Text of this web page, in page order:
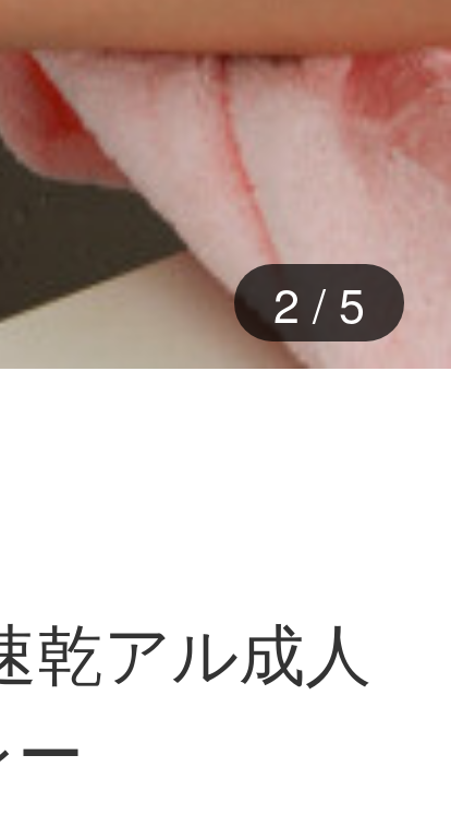
3 / 5
乾アル成人